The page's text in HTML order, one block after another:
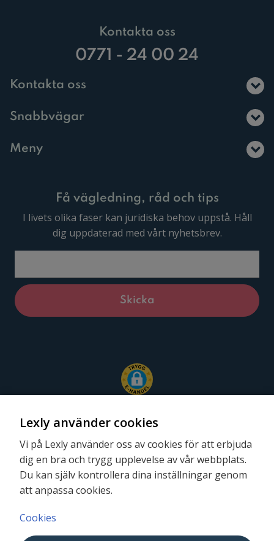
Kontakta oss
0771 - 24 00 24
Kontakta oss
Snabbvägar
Meny
Få vägledning, råd och tips
I livets olika faser kan juridiska behov uppstå. Håll
dig uppdaterad med vårt nyhetsbrev.
Följ oss
Lexly använder cookies
Vi på Lexly använder oss av cookies för att erbjuda
dig en bra och trygg upplevelse av vår webbplats.
Du kan själv kontrollera dina inställningar genom
att anpassa cookies.
Cookies